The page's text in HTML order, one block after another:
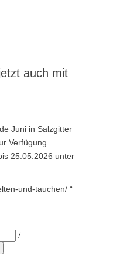
auch mit
Juni in Salzgitter
Verfügung.
25.05.2026 unter
und-tauchen/ “